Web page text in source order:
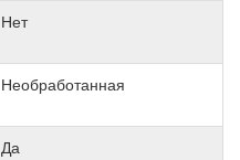
Нет
Необработанная
Да